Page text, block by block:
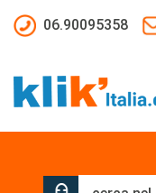
06.90095358